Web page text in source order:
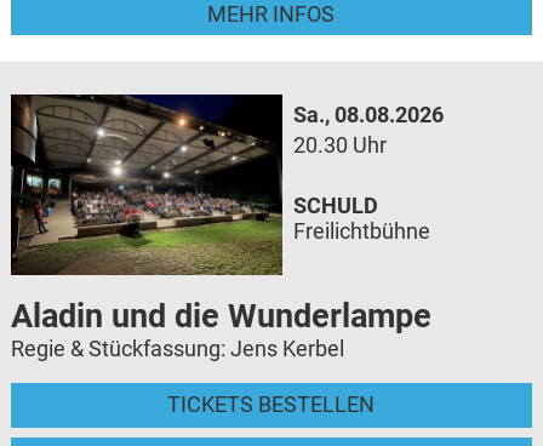
MEHR INFOS
Sa., 08.08.2026
20.30 Uhr
Aladin und die Wunderlampe
Regie & Stückfassung: Jens Kerbel
TICKETS BESTELLEN
SCHULD
Freilichtbühne